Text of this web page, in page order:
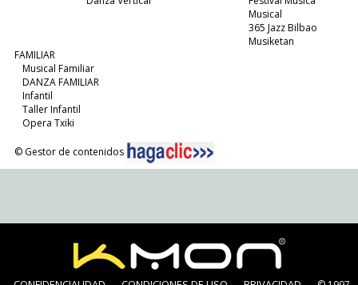
Musical
365 Jazz Bilbao
Musiketan
FAMILIAR
Musical Familiar
DANZA FAMILIAR
Infantil
Taller Infantil
Opera Txiki
© Gestor de contenidos